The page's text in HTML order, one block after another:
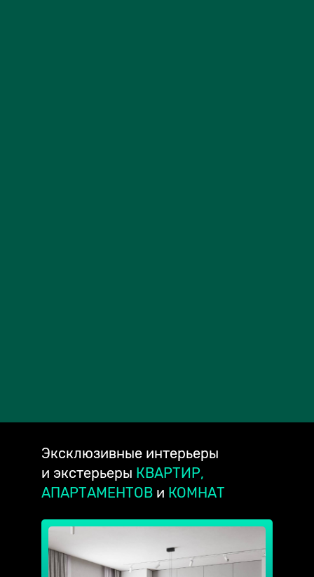
Эксклюзивные интерьеры
и экстерьеры КВАРТИР,
АПАРТАМЕНТОВ и КОМНАТ